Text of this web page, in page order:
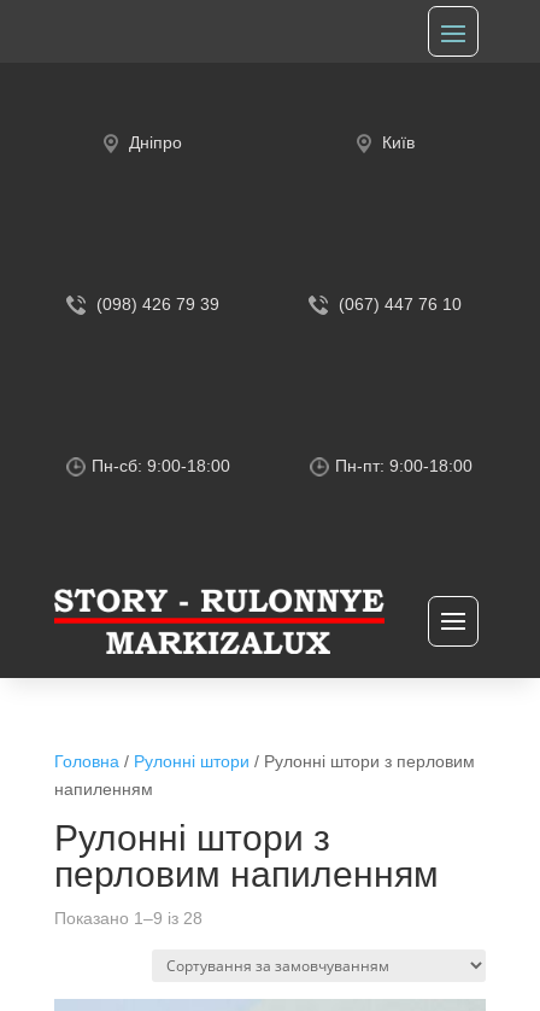
Дніпро
(098) 426 79 39
Пн-сб: 9:00-18:00
Київ
(067) 447 76 10
Пн-пт: 9:00-18:00
Головна/ Рулонні штори / Рулонні штори з перловим
напиленням
Рулонні штори з
перловим напиленням
Показано 1–9 із 28